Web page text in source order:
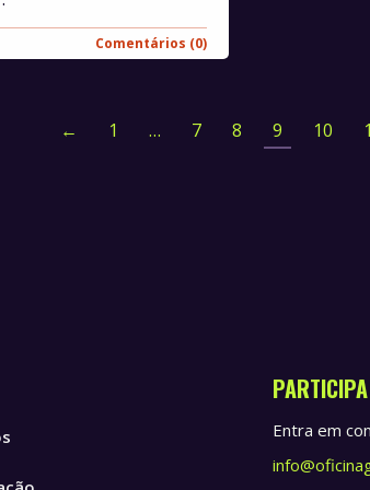
Comentários (0)
← 1 … 7 8 9 10
Entra em